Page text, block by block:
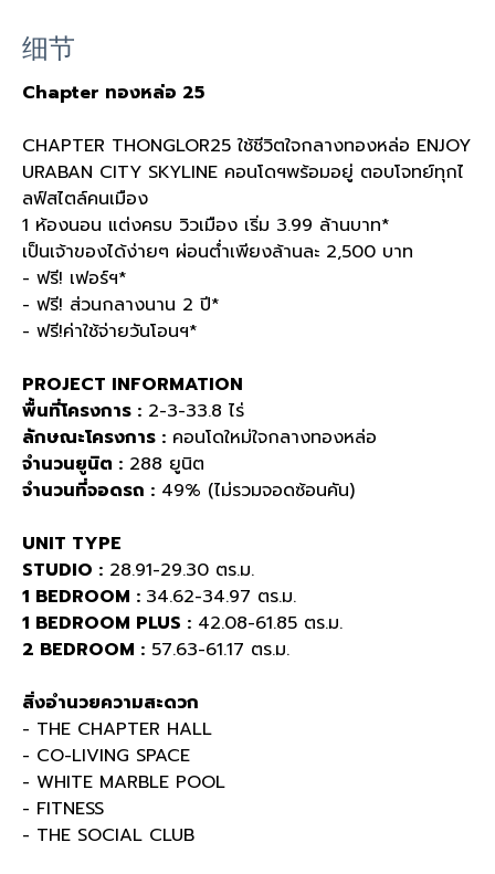
细节
Chapter ทองหล่อ 25
CHAPTER THONGLOR25 ใช้ชีวิตใจกลางทองหล่อ ENJOY
URABAN CITY SKYLINE คอนโดฯพร้อมอยู่ ตอบโจทย์ทุกไ
ลฟ์สไตล์คนเมือง
1 ห้องนอน แต่งครบ วิวเมือง เริ่ม 3.99 ล้านบาท*
เป็นเจ้าของได้ง่ายๆ ผ่อนต่ำเพียงล้านละ 2,500 บาท
- ฟรี! เฟอร์ฯ*
- ฟรี! ส่วนกลางนาน 2 ปี*
- ฟรี!ค่าใช้จ่ายวันโอนฯ*
PROJECT INFORMATION
พื้นที่โครงการ : 2-3-33.8 ไร่
ลักษณะโครงการ : คอนโดใหม่ใจกลางทองหล่อ
จำนวนยูนิต : 288 ยูนิต
จำนวนที่จอดรถ : 49% (ไม่รวมจอดซ้อนคัน)
UNIT TYPE
STUDIO : 28.91-29.30 ตร.ม.
1 BEDROOM : 34.62-34.97 ตร.ม.
1 BEDROOM PLUS : 42.08-61.85 ตร.ม.
2 BEDROOM : 57.63-61.17 ตร.ม.
สิ่งอำนวยความสะดวก
- THE CHAPTER HALL
- CO-LIVING SPACE
- WHITE MARBLE POOL
- FITNESS
- THE SOCIAL CLUB